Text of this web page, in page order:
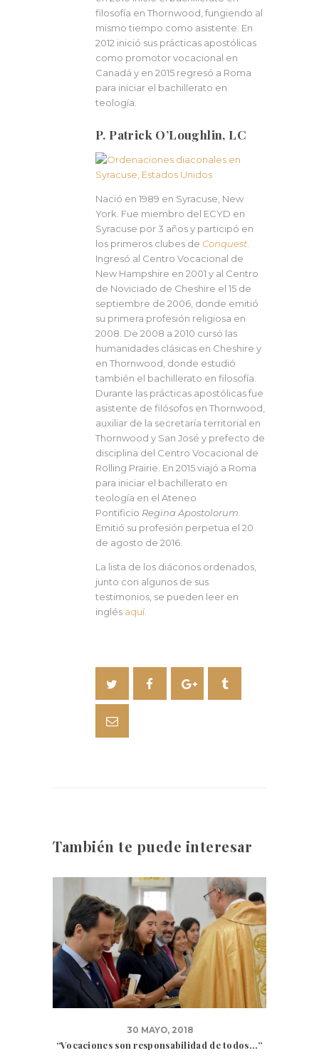
filosofía en Thornwood, fungiendo al
mismo tiempo como asistente. En
2012 inició sus prácticas apostólicas
como promotor vocacional en
Canadá y en 2015 regresó a Roma
para iniciar el bachillerato en
teología.
P. Patrick O’Loughlin, LC
Nació en 1989 en Syracuse, New
York. Fue miembro del ECYD en
Syracuse por 3 años y participó en
los primeros clubes de Conquest
Ingresó al Centro Vocacional de
New Hampshire en 2001 y al Centro
de Noviciado de Cheshire el 15 de
septiembre de 2006, donde emitió
su primera profesión religiosa en
2008. De 2008 a 2010 cursó las
humanidades clásicas en Cheshire y
en Thornwood, donde estudió
también el bachillerato en filosofía.
Durante las prácticas apostólicas fue
asistente de filósofos en Thornwood,
auxiliar de la secretaría territorial en
Thornwood y San José y prefecto de
disciplina del Centro Vocacional de
Rolling Prairie. En 2015 viajó a Roma
para iniciar el bachillerato en
teología en el Ateneo
Pontificio Regina Apostolorum
Emitió su profesión perpetua el 20
de agosto de 2016.
La lista de los diáconos ordenados,
junto con algunos de sus
testimonios, se pueden leer en
inglés aquí.
También te puede interesar
30 MAYO, 2018
“Vocaciones son responsabilidad de todos…”